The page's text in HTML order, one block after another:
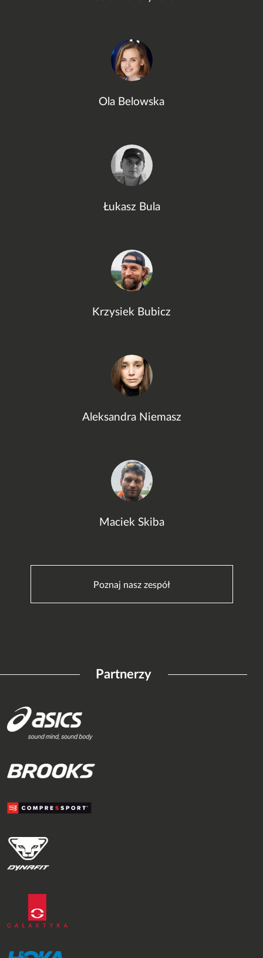
Ola Belowska
Łukasz Bula
Krzysiek Bubicz
Aleksandra Niemasz
Maciek Skiba
Poznaj nasz zespół
Partnerzy